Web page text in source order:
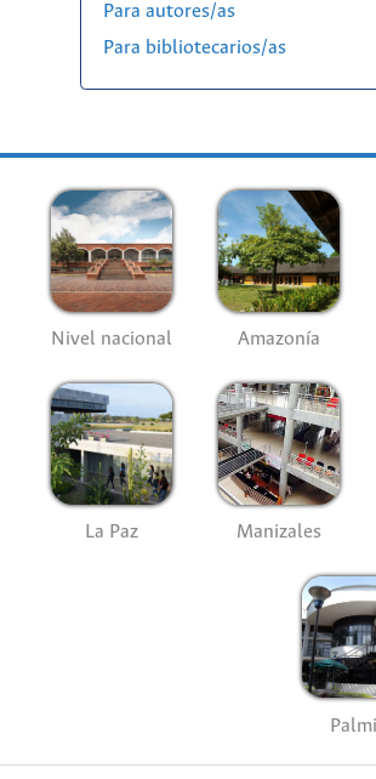
Para autores/as
Para bibliotecarios/as
Nivel nacional Amazonía
La Paz Manizales